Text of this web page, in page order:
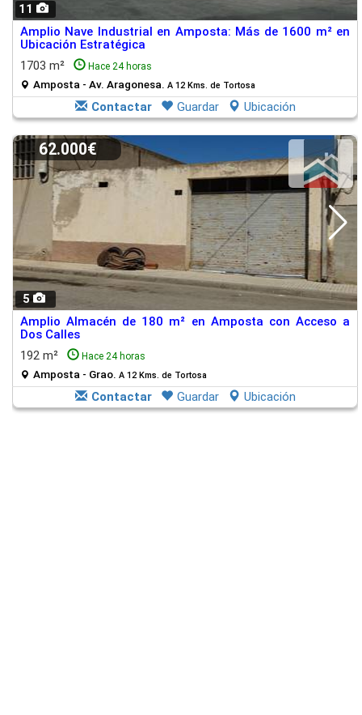
11
Amplio Nave Industrial en Amposta: Más de 1600 m² en
Ubicación Estratégica
1703 m²
Hace 24 horas
Amposta - Av. Aragonesa. A 12 Kms. de Tortosa
Contactar Guardar Ubicación
5
62.000€
Amplio Almacén de 180 m² en Amposta con Acceso a
Dos Calles
192 m²
Hace 24 horas
Amposta - Grao. A 12 Kms. de Tortosa
Contactar Guardar Ubicación